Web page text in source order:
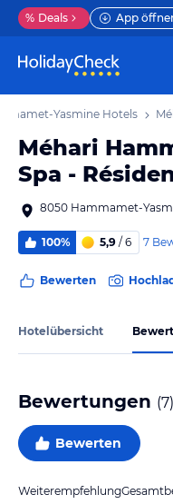
% Deals App
Yasmine Hotels
Méhari
Spa -
8050 Hammamet-
100% 5,9 / 6 7
Bewerten
Hotelübersicht
Bewertungen (7)
Bewerten
Weiterempfehlung